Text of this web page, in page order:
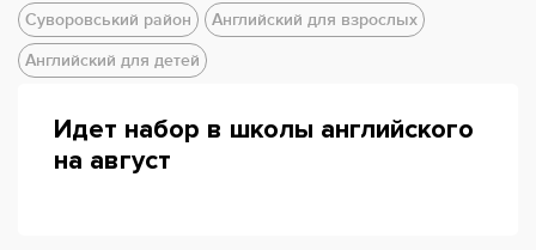
Суворовський район
Английский для взрослых
Английский для детей
Идет набор в школы английского
на август